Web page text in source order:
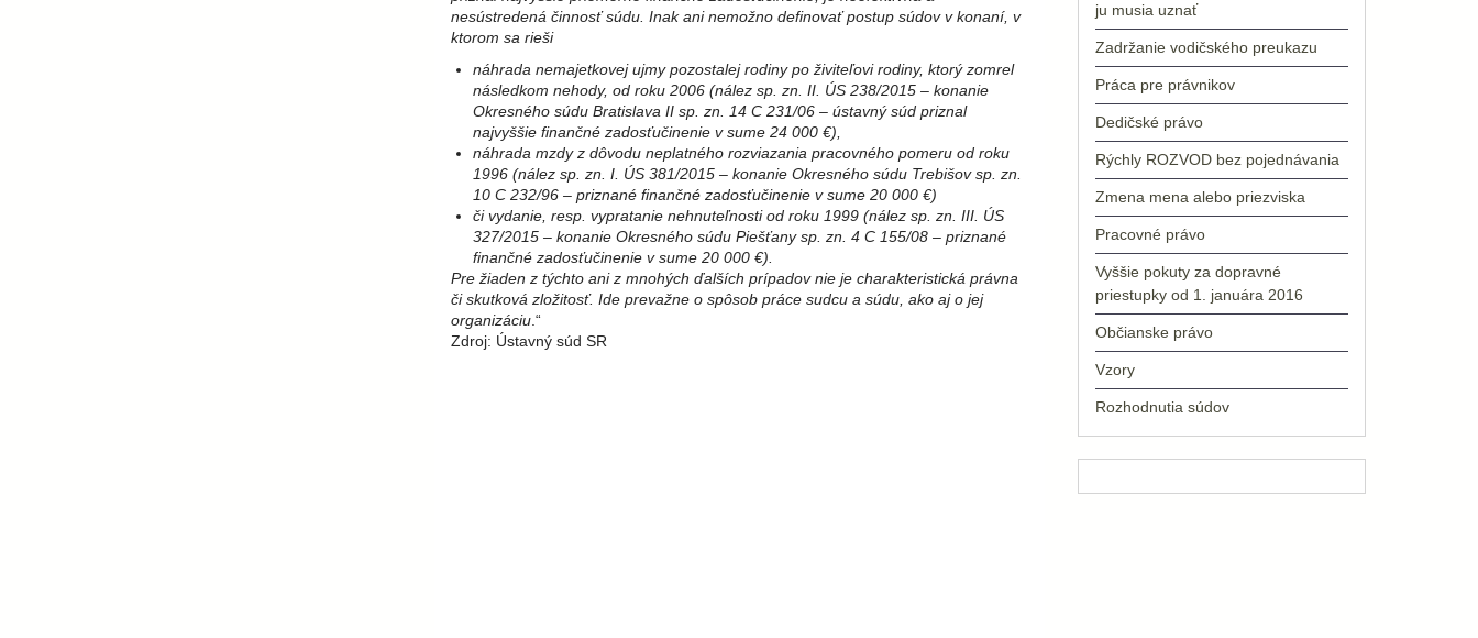
nesústredená činnosť súdu. Inak ani nemožno definovať postup súdov v konaní, v
ktorom sa rieši
náhrada nemajetkovej ujmy pozostalej rodiny po živiteľovi rodiny, ktorý zomrel
následkom nehody, od roku 2006 (nález sp. zn. II. ÚS 238/2015 – konanie
Okresného súdu Bratislava II sp. zn. 14 C 231/06 – ústavný súd priznal
najvyššie finančné zadosťučinenie v sume 24 000 €),
náhrada mzdy z dôvodu neplatného rozviazania pracovného pomeru od roku
1996 (nález sp. zn. I. ÚS 381/2015 – konanie Okresného súdu Trebišov sp. zn.
10 C 232/96 – priznané finančné zadosťučinenie v sume 20 000 €)
či vydanie, resp. vypratanie nehnuteľnosti od roku 1999 (nález sp. zn. III. ÚS
327/2015 – konanie Okresného súdu Piešťany sp. zn. 4 C 155/08 – priznané
finančné zadosťučinenie v sume 20 000 €).
Pre žiaden z týchto ani z mnohých ďalších prípadov nie je charakteristická právna
či skutková zložitosť. Ide prevažne o spôsob práce sudcu a súdu, ako aj o jej
organizáciu.“
Zdroj: Ústavný súd SR
ju musia uznať
Zadržanie vodičského preukazu
Práca pre právnikov
Dedičské právo
Rýchly ROZVOD bez pojednávania
Zmena mena alebo priezviska
Pracovné právo
Vyššie pokuty za dopravné
priestupky od 1. januára 2016
Občianske právo
Vzory
Rozhodnutia súdov